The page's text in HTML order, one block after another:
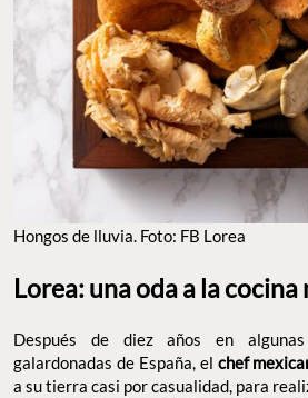
Hongos de lluvia. Foto: FB Lorea
Lorea: una oda a la cocina
Después de diez años en
galardonadas de España, el chef
a su tierra casi por casualidad, para